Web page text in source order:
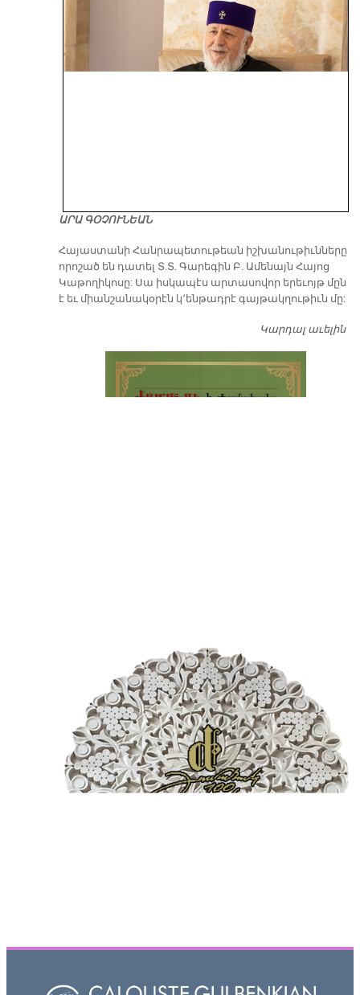
ԱՐԱ ԳՕՉՈՒՆԵԱՆ
​Հայաստանի Հանրապետութեան իշխանութիւնները
որոշած են դատել Տ.Տ. Գարեգին Բ. Ամենայն Հայոց
Կաթողիկոսը: Սա իսկապէս արտասովոր երեւոյթ մըն
է եւ միանշանակօրէն կ՚ենթադրէ գայթակղութիւն մը:
Կարդալ աւելին